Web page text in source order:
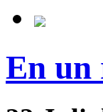
En un